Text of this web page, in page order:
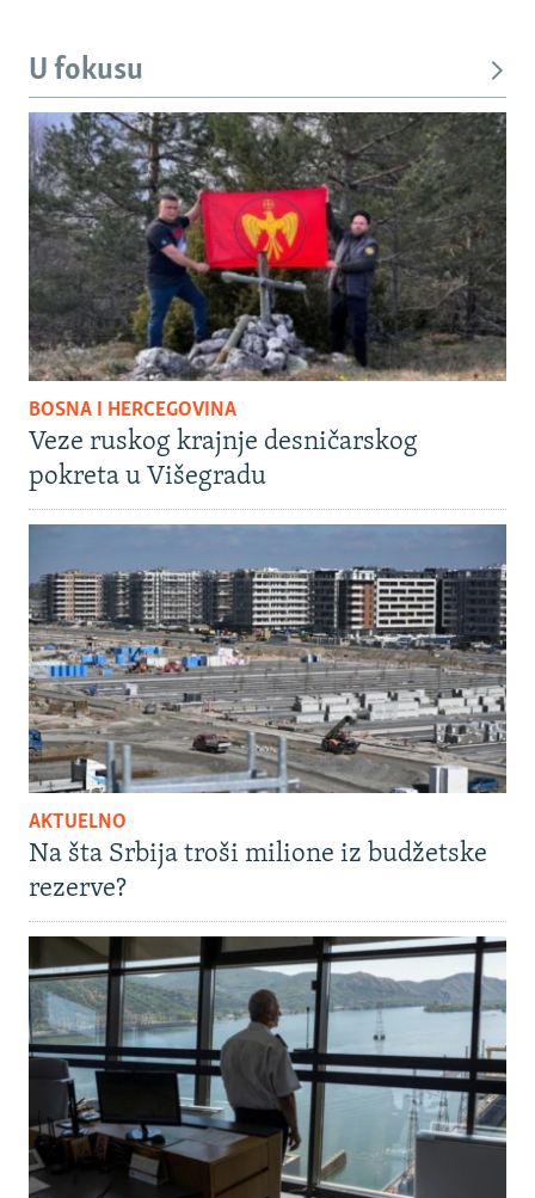
U fokusu
BOSNA I HERCEGOVINA
Veze ruskog krajnje desničarskog
pokreta u Višegradu
AKTUELNO
Na šta Srbija troši milione iz budžetske
rezerve?